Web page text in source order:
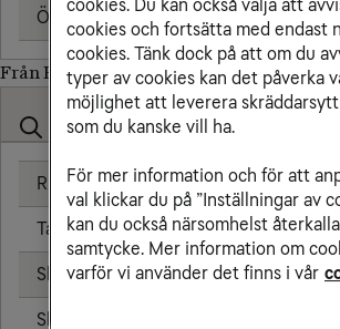
Öppningsavgift 0,99 kr
Från Bolivia till
Ringa samtal 25,00
Ta emot samtal 25,00
Skicka sms 6,00 kr
Skicka mms
cookies. Du kan också välja att
cookies och fortsätta med endast
cookies. Tänk dock på att om du
typer av cookies kan det påverka
möjlighet att leverera skräddarsytt
som du kanske vill ha.
För mer information och för att
val klickar du på ”Inställningar av
kan du också närsomhelst
samtycke. Mer information om
varför vi använder det finns i vår